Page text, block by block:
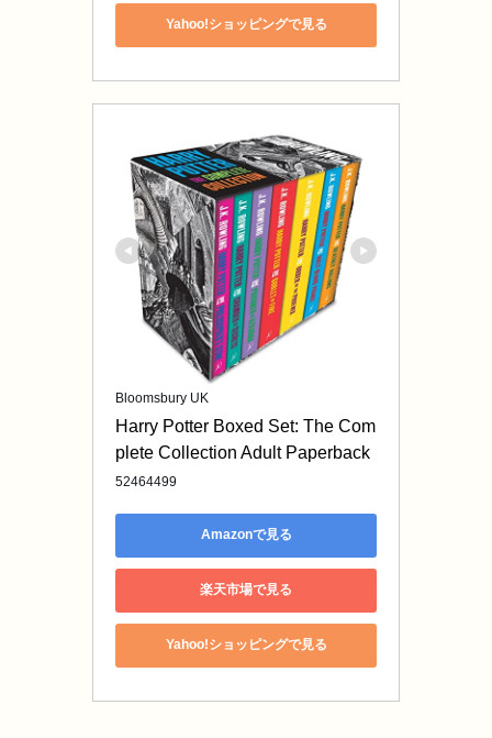
Yahoo!ショッピングで見る
Bloomsbury UK
Harry Potter Boxed Set: The Com
plete Collection Adult Paperback
52464499
Amazonで見る
楽天市場で見る
Yahoo!ショッピングで見る